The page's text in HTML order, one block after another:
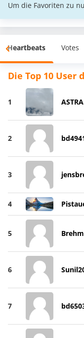
Um die Favoriten zu
Heartbeats Votes
Die Top 10 User
1
2
3
4
5
6
7